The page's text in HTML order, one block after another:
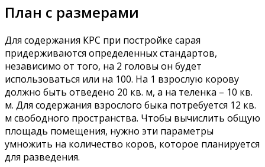
План с размерами
Для содержания КРС при постройке сарая
придерживаются определенных стандартов,
независимо от того, на 2 головы он будет
использоваться или на 100. На 1 взрослую корову
должно быть отведено 20 кв. м, а на теленка – 10 кв.
м. Для содержания взрослого быка потребуется 12 кв.
м свободного пространства. Чтобы вычислить общую
площадь помещения, нужно эти параметры
умножить на количество коров, которое планируется
для разведения.